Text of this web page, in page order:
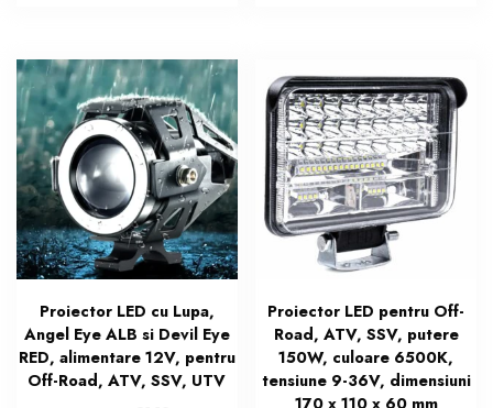
768.61 lei.
542.83 lei.
Proiector LED cu Lupa,
Angel Eye ALB si Devil Eye
RED, alimentare 12V, pentru
Off-Road, ATV, SSV, UTV
Proiector LED pentru Off-
Road, ATV, SSV, putere
150W, culoare 6500K,
tensiune 9-36V, dimensiuni